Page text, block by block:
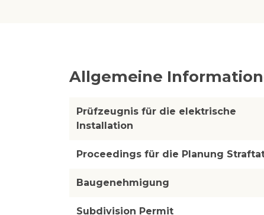
Allgemeine
Prüfzeugnis für die elektrische
Installation
Proceedings für die Planung
Baugenehmigung
Subdivision Permit